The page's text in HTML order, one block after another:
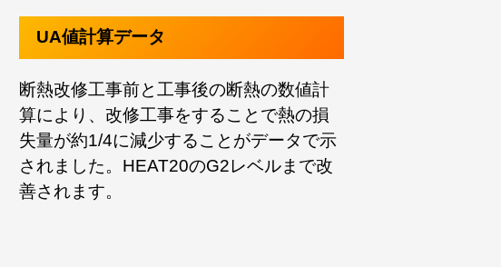
UA値計算データ
断熱改修工事前と工事後の断熱の数値計
算により、改修工事をすることで熱の損
失量が約1/4に減少することがデータで示
されました。HEAT20のG2レベルまで改
善されます。